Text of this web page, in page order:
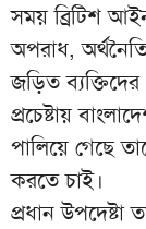
সময় ব্রিটিশ
অপরাধ,
জড়িত
প্রচেষ্টায়
পালিয়ে গেছে
করতে চাই।
প্রধান উপদেষ্টা